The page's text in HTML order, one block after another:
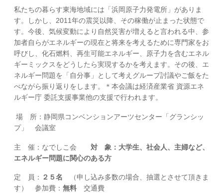
私たちの暮らす東海地域には「浜岡原子力発電所」がありま
す。しかし、2011年の震災以降、その稼働が止まった状態で
す。今後、気候変動により自然災害が増えると言われる中、参
加者自らがエネルギーの現在と将来を考えるために専門家をお
呼びし、化石燃料、再生可能エネルギー、原子力を含むエネル
ギーミックスをどうしたら実現するかを考えます。その後、エ
ネルギー問題を「自分事」として考えグループ討議やご飯をた
べながら振り返りをします。＊本会議は経済産業省 資源エネ
ルギー庁 委託支援事業他の支援で行われます。
場 所：静岡県コンベンションアーツセンター「グランシッ
プ」 会議室
主 催：なでしこ会 対 象：大学生、社会人、主婦など、
エネルギー問題に関心のある方
定 員： ２５名 （申し込み多数の場合、抽選とさせて頂きま
す） 参加費： 無料 交通費